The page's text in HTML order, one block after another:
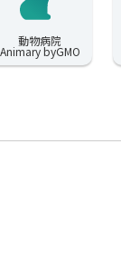
動物病院
Animary byGMO